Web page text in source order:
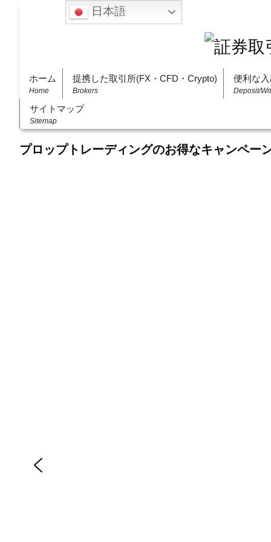
ホーム
Home
提携した取引所(FX・CFD・Crypto)
Brokers
便利な
Deposit/
サイトマップ
Sitemap
プロップトレーディングのお得なキャンペー
日本語